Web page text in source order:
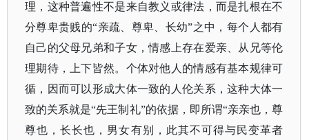
理，这种普遍性不是来自教义或律法，而是扎根在不
分尊卑贵贱的“亲疏、尊卑、长幼”之中，每个人都有
自己的父母兄弟和子女，情感上存在爱亲、从兄等伦
理期待，上下皆然。个体对他人的情感有基本规律可
循，因而可以形成大体一致的人伦关系，这种大体一
致的关系就是“先王制礼”的依据，即所谓“亲亲也，尊
尊也，长长也，男女有别，此其不可得与民变革者